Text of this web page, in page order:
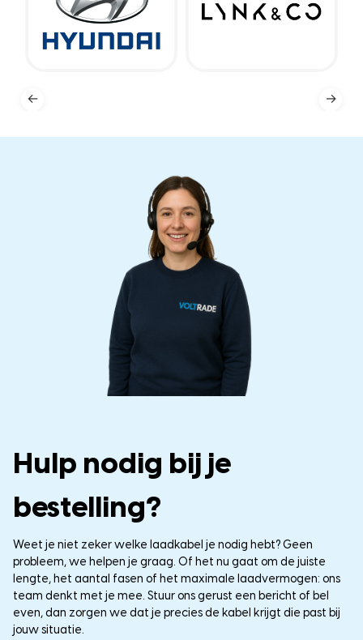
← →
Hulp nodig bij je
bestelling?
Weet je niet zeker welke laadkabel je nodig hebt? Geen
probleem, we helpen je graag. Of het nu gaat om de juiste
lengte, het aantal fasen of het maximale laadvermogen: ons
team denkt met je mee. Stuur ons gerust een bericht of bel
even, dan zorgen we dat je precies de kabel krijgt die past bij
jouw situatie.